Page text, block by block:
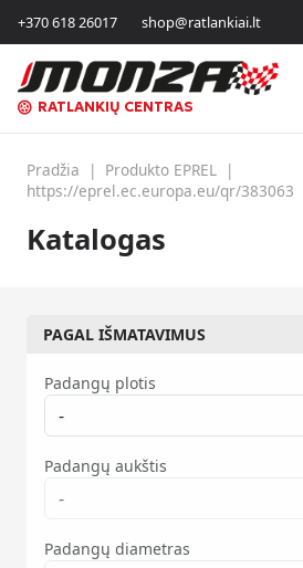
+370 618 26017 shop@ratlankiai.lt
RATLANKIŲ CENTRAS
Pradžia | Produkto EPREL |
https://eprel.ec.europa.eu/qr/383063
Katalogas
PAGAL IŠMATAVIMUS
Padangų plotis
-
Padangų aukštis
-
Padangų diametras